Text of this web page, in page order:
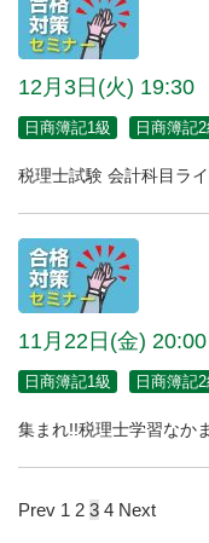
12月3日(火) 19:30
日商簿記1級 日商簿記2
税理士試験 会計科目ラ
11月22日(金) 20:00
日商簿記1級 日商簿記2
集まれ!!税理士学習なか
Prev 1 2 3 4 Next